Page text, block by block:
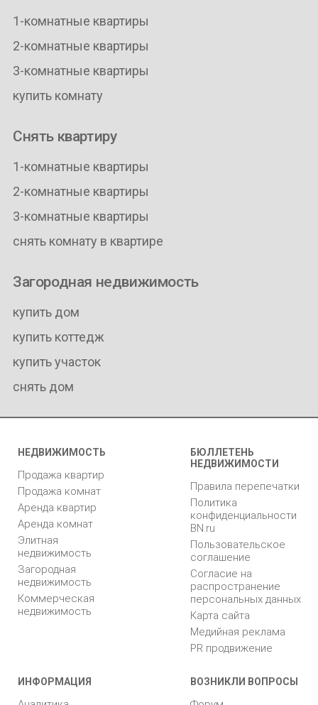
1-комнатные квартиры
2-комнатные квартиры
3-комнатные квартиры
купить комнату
Снять квартиру
1-комнатные квартиры
2-комнатные квартиры
3-комнатные квартиры
снять комнату в квартире
Загородная недвижимость
купить дом
купить коттедж
купить участок
снять дом
НЕДВИЖИМОСТЬ
Продажа квартир
Продажа комнат
Аренда квартир
Аренда комнат
Элитная
недвижимость
Загородная
недвижимость
Коммерческая
недвижимость
БЮЛЛЕТЕНЬ
НЕДВИЖИМОСТИ
Правила перепечатки
Политика
конфиденциальности
BN.ru
Пользовательское
соглашение
Согласие на
распространение
персональных данных
Карта сайта
Медийная реклама
PR продвижение
ИНФОРМАЦИЯ ВОЗНИКЛИ ВОПРОСЫ